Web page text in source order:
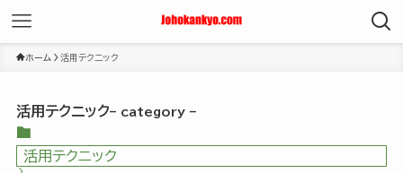
ホーム 活用テクニック
活用テクニック– category –
活用テクニック